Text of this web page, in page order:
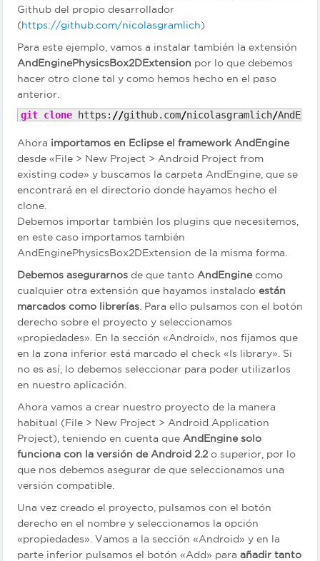
Github del propio desarrollador
(https://github.com/nicolasgramlich)
Para este ejemplo, vamos a instalar también la extensión
AndEnginePhysicsBox2DExtension por lo que debemos
hacer otro clone tal y como hemos hecho en el paso
anterior.
git clone https: //github.com/nicolasgramlich/
Ahora importamos en Eclipse el framework AndEngine
desde «File > New Project > Android Project from
existing code» y buscamos la carpeta AndEngine, que se
encontrará en el directorio donde hayamos hecho el
clone.
Debemos importar también los plugins que necesitemos,
en este caso importamos también
AndEnginePhysicsBox2DExtension de la misma forma.
Debemos asegurarnos de que tanto AndEnginecomo
cualquier otra extensión que hayamos instalado están
marcados como librerías . Para ello pulsamos con el botón
derecho sobre el proyecto y seleccionamos
«propiedades». En la sección «Android», nos fijamos que
en la zona inferior está marcado el check «Is library». Si
no es así, lo debemos seleccionar para poder utilizarlos
en nuestro aplicación.
Ahora vamos a crear nuestro proyecto de la manera
habitual (File > New Project > Android Application
Project), teniendo en cuenta que AndEngine solo
funciona con la versión de Android 2.2 o superior, por lo
que nos debemos asegurar de que seleccionamos una
versión compatible.
Una vez creado el proyecto, pulsamos con el botón
derecho en el nombre y seleccionamos la opción
«propiedades». Vamos a la sección «Android» y en la
parte inferior pulsamos el botón «Add» para añadir tanto